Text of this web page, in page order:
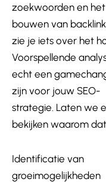
zoekwoorden en het
bouwen van
zie je iets over het
Voorspellende
echt een
zijn voor jouw SEO-
strategie. Laten we
bekijken waarom dat
Identificatie van
groeimogelijkheden